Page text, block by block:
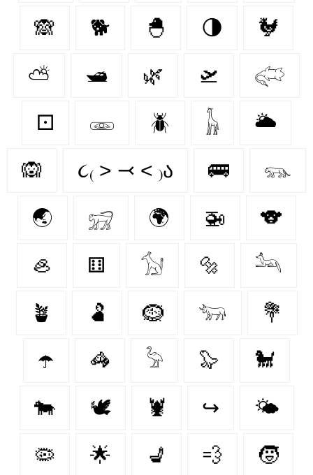
🙈 🐕 🐣 🌗 🐓
⛅ 🛥 🌿 🛫 𓅾
⚀ 𓁾 🪲 𓃱 🌥️
🙉 ૮₍ ˃ ⤙ ˂ ₎ა 🚌 𓃮
🌏 𓃸 🌍 🚁 🐨
🦪 ⚅ 𓃩 🔩 𓃢
🪴 🫃 🪹 𓃓 💐
☂️ 🦓 𓅦 🦭 🐩
🐄 🕊 🦞 ↪ 🌤️
🦠 🌟 💺 💨 🧒